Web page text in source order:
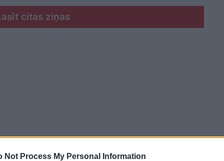
Not Process My Personal Information
citas ziņas